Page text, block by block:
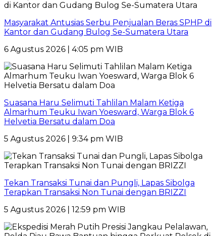
Masyarakat Antusias Serbu Penjualan Beras SPHP di
Kantor dan Gudang Bulog Se-Sumatera Utara
6 Agustus 2026 | 4:05 pm WIB
Suasana Haru Selimuti Tahlilan Malam Ketiga
Almarhum Teuku Iwan Yoesward, Warga Blok 6
Helvetia Bersatu dalam Doa
5 Agustus 2026 | 9:34 pm WIB
Tekan Transaksi Tunai dan Pungli, Lapas Sibolga
Terapkan Transaksi Non Tunai dengan BRIZZI
5 Agustus 2026 | 12:59 pm WIB